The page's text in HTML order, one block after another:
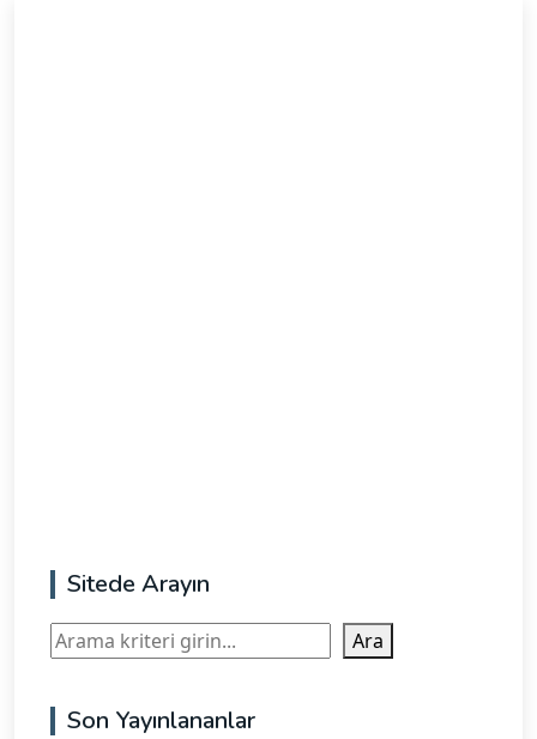
Sitede Arayın
Ara Ara
Son Yayınlananlar